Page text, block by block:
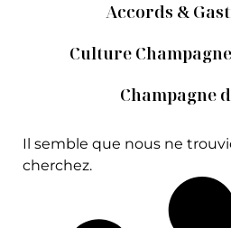
Accords &
Culture Champagne
Champagne
Il semble que nous ne
cherchez.